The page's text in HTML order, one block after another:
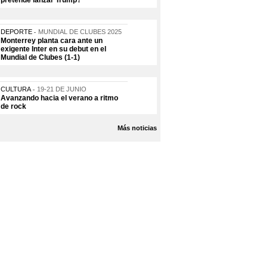
DEPORTE MUNDIAL DE CLUBES 2025
Monterrey planta cara ante un
exigente Inter en su debut en el
Mundial de Clubes (1-1)
CULTURA 19-21 DE JUNIO
Avanzando hacia el verano a ritmo
de rock
Más noticias